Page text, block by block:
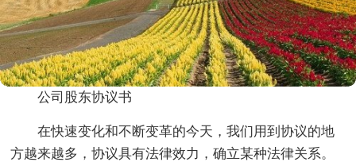
公司股东协议书
在快速变化和不断变革的今天，我们用到协议的地
方越来越多，协议具有法律效力，确立某种法律关系。